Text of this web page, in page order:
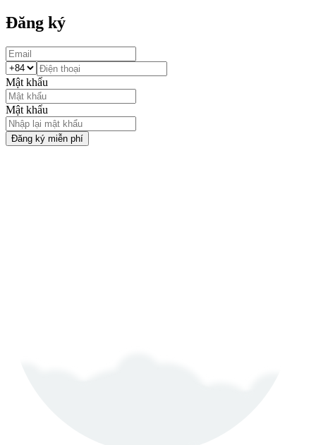
Đăng ký
Mật khẩu
Mật khẩu
Đăng ký miễn phí